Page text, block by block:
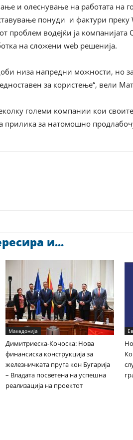
и олеснување на работата на
понуди и фактури преку
проблем водејќи ја компанијата
на сложени web решенија.
низа напредни можности, но
за користење“, вели
големи компании кои
прилика за натомошно
и...
Македонија
Димитриеска-Кочоска: Нова
финансиска конструкција за
железничката пруга кон Бугарија
– Владата посветена на успешна
реализација на проектот